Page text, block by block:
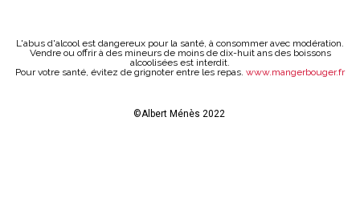
L'abus d'alcool est dangereux pour la santé, à consommer avec modération.
Vendre ou offrir à des mineurs de moins de dix-huit ans des boissons
alcoolisées est interdit.
Pour votre santé, évitez de grignoter entre les repas. www.mangerbouger.fr
©Albert Ménès 2022